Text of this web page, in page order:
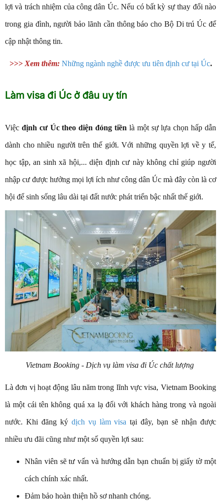
lợi và trách nhiệm của công dân Úc. Nếu có bất kỳ sự thay đổi nào
trong gia đình, người bảo lãnh cần thông báo cho Bộ Di trú Úc để
cập nhật thông tin.
>>> Xem thêm: Những ngành nghề được ưu tiên định cư tại Úc.
Làm visa đi Úc ở đâu uy tín
Việc định cư Úc theo diện đóng tiền là một sự lựa chọn hấp dẫn
dành cho nhiều người trên thế giới. Với những quyền lợi về y tế,
học tập, an sinh xã hội,... diện định cư này không chỉ giúp người
nhập cư được hưởng mọi lợi ích như công dân Úc mà đây còn là cơ
hội để sinh sống lâu dài tại đất nước phát triển bậc nhất thế giới.
Vietnam Booking - Dịch vụ làm visa đi Úc chất lượng
Là đơn vị hoạt động lâu năm trong lĩnh vực visa, Vietnam Booking
là một cái tên không quá xa lạ đối với khách hàng trong và ngoài
nước. Khi đăng ký dịch vụ làm visa tại đây, bạn sẽ nhận được
nhiều ưu đãi cũng như một số quyền lợi sau:
Nhân viên sẽ tư vấn và hướng dẫn bạn chuẩn bị giấy tờ một
cách chính xác nhất.
Đảm bảo hoàn thiện hồ sơ nhanh chóng.